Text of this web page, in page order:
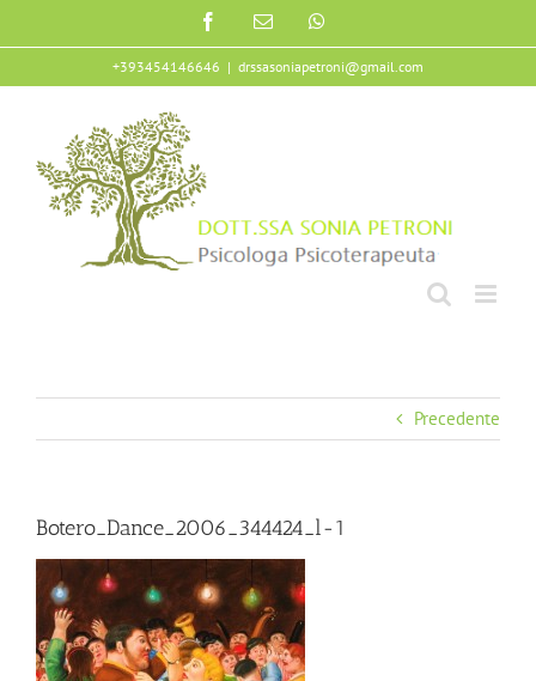
FacebookEmail
+393454146646 | drssasoniapetroni@gmail.com
Precedente
Botero_Dance_2006_344424_l-1